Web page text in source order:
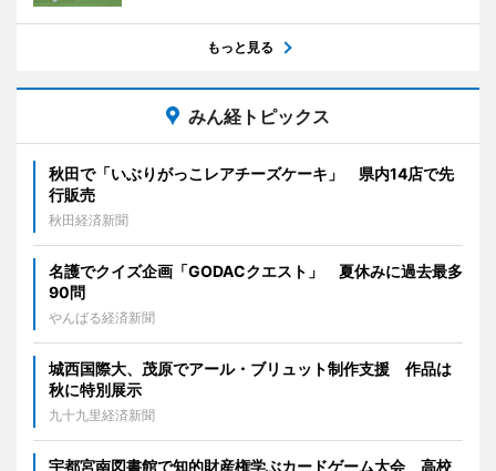
もっと見る
みん経トピックス
秋田で「いぶりがっこレアチーズケーキ」 県内14店で先
行販売
秋田経済新聞
名護でクイズ企画「GODACクエスト」 夏休みに過去最多
90問
やんばる経済新聞
城西国際大、茂原でアール・ブリュット制作支援 作品は
秋に特別展示
九十九里経済新聞
宇都宮南図書館で知的財産権学ぶカードゲーム大会 高校